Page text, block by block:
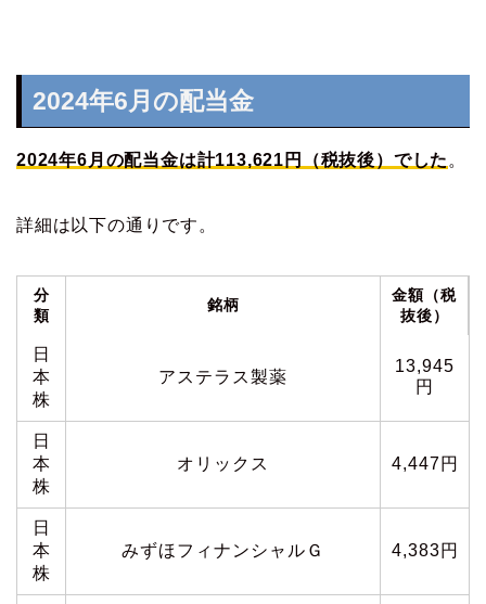
2024年6月の配当金
2024年6月の配当金は計113,621円（税抜後）でした。
詳細は以下の通りです。
分
類
銘柄
金額（税
抜後）
日
本
株
アステラス製薬
13,945
円
日
本
株
オリックス 4,447円
日
本
株
みずほフィナンシャルＧ 4,383円
ホーム